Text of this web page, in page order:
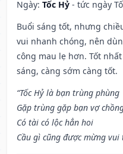
Ngày: Tốc Hỷ - tức ngày
Buổi sáng tốt, nhưng
vui nhanh chóng, nên
công mau lẹ hơn. Tốt
sáng, càng sớm càng tốt.
“Tốc Hỷ là bạn trùng phùng
Gặp trùng gặp bạn vợ
Có tài có lộc hẳn hoi
Cầu gì cũng được mừng vui